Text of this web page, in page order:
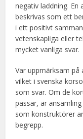
negativ laddning.
beskrivas som ett
i ett positivt
vetenskapliga eller
mycket vanliga svar.
Var uppmärksam
vilket i svenska
som svar. Om de
passar, är
som konstruktörer
begrepp.